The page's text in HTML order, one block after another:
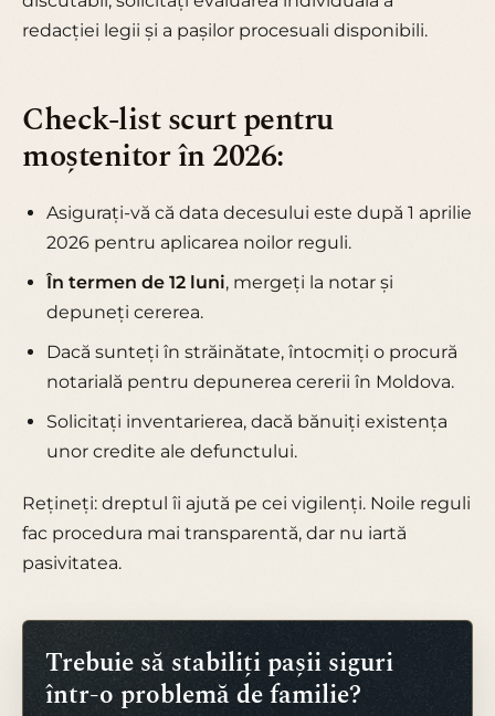
redacției legii și a pașilor procesuali disponibili.
Check-list scurt pentru
moștenitor în 2026:
Asigurați-vă că data decesului este după 1 aprilie
2026 pentru aplicarea noilor reguli.
În termen de 12 luni, mergeți la notar și
depuneți cererea.
Dacă sunteți în străinătate, întocmiți o procură
notarială pentru depunerea cererii în Moldova.
Solicitați inventarierea, dacă bănuiți existența
unor credite ale defunctului.
Rețineți: dreptul îi ajută pe cei vigilenți. Noile reguli
fac procedura mai transparentă, dar nu iartă
pasivitatea.
Trebuie să stabiliți pașii siguri
într-o problemă de familie?